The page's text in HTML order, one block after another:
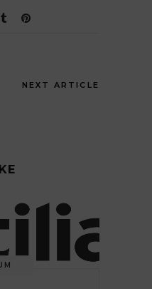
NEXT ARTICLE